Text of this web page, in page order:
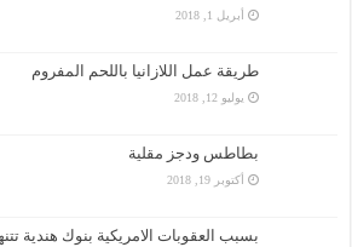
أبريل 1, 2018
طريقة عمل اللازانيا باللحم المفروم
يوليو 12, 2018
بطاطس ودجز مقلية
أكتوبر 19, 2018
بسبب العقوبات الامريكية بنوك هندية